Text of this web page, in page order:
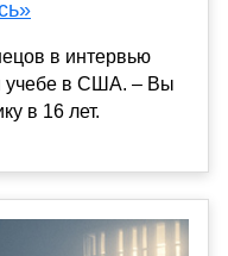
в интервью
учебе в США. – Вы
в 16 лет.